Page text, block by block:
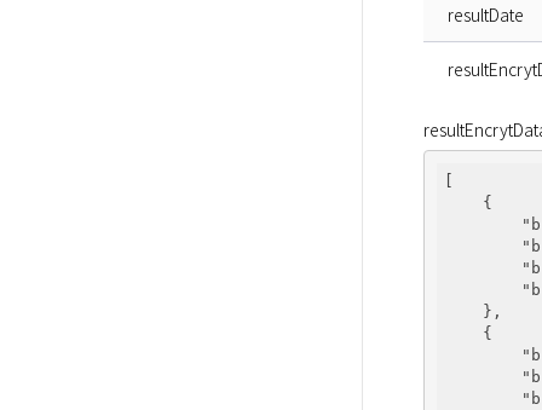
resultDate
    {
    },
    {